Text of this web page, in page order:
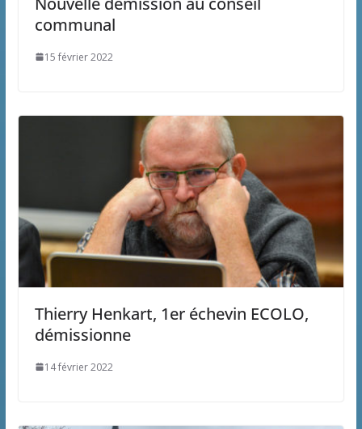
communal
15 février 2022
Thierry Henkart, 1er échevin ECOLO,
démissionne
14 février 2022